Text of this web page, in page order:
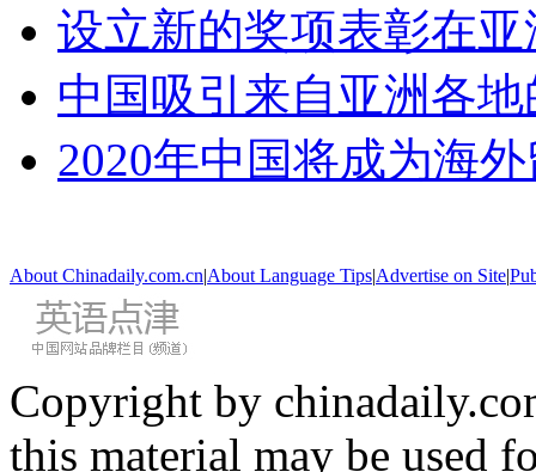
设立新的奖项表彰在
中国吸引来自亚洲各
2020年中国将成为海
About Chinadaily.com.cn|About Language Tips|Advertise on Site|
Copyright by
this material may be used